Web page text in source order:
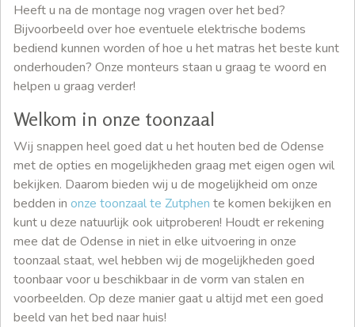
Heeft u na de montage nog vragen over het bed?
Bijvoorbeeld over hoe eventuele elektrische bodems
bediend kunnen worden of hoe u het matras het beste kunt
onderhouden? Onze monteurs staan u graag te woord en
helpen u graag verder!
Welkom in onze toonzaal
Wij snappen heel goed dat u het houten bed de Odense
met de opties en mogelijkheden graag met eigen ogen wil
bekijken. Daarom bieden wij u de mogelijkheid om onze
bedden in onze toonzaal te Zutphen te komen bekijken en
kunt u deze natuurlijk ook uitproberen! Houdt er rekening
mee dat de Odense in niet in elke uitvoering in onze
toonzaal staat, wel hebben wij de mogelijkheden goed
toonbaar voor u beschikbaar in de vorm van stalen en
voorbeelden. Op deze manier gaat u altijd met een goed
beeld van het bed naar huis!